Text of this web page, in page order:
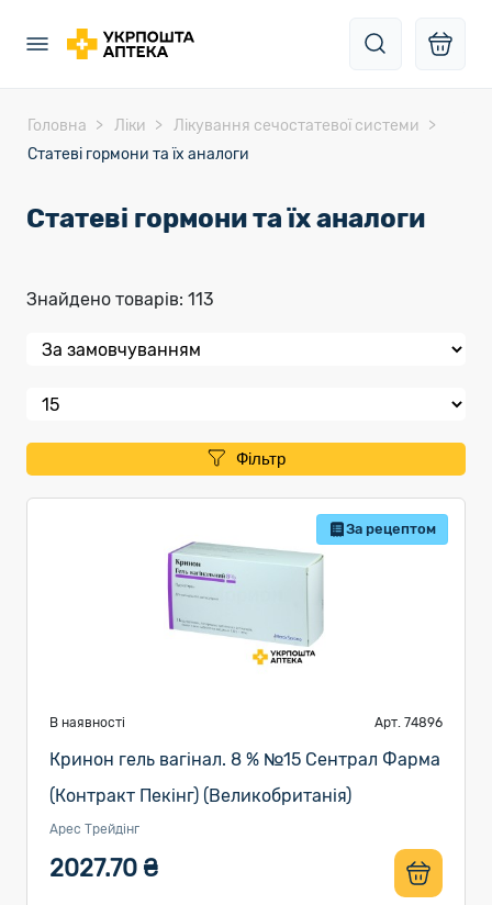
Головна Ліки
Лікування сечостатевої системи
Статеві гормони та їх аналоги
Статеві гормони та їх аналоги
Знайдено товарів: 113
Фільтр
За рецептом
В наявності Арт. 74896
Кринон гель вагінал. 8 % №15 Сентрал Фарма
(Контракт Пекінг) (Великобританія)
Арес Трейдінг
2027.70 ₴